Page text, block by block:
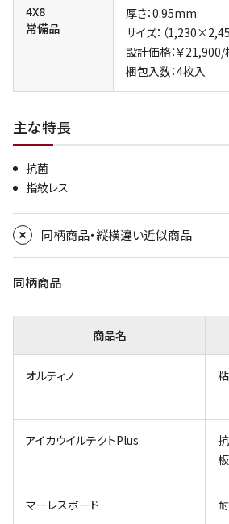
4X8
常備品
厚さ：0.95mm
サイズ：（
設計価格：￥21,900/
梱包入数：4枚入
主な特長
抗菌
指紋レス
同柄商品・縦横違い近似商品
同柄商品
商品名
オルティノ
アイカウイルテクトPlus
板
マーレスボード